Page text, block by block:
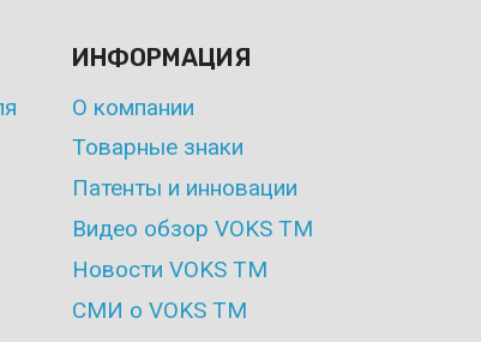
ИНФОРМАЦИЯ
О компании
Товарные знаки
Патенты и инновации
Видео обзор VOKS TM
Новости VOKS TM
СМИ о VOKS TM